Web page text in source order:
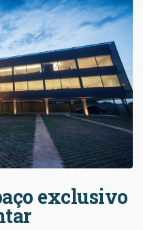
exclusivo